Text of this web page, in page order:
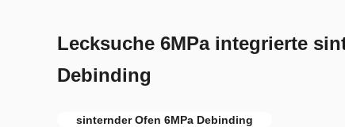
Lecksuche 6MPa integrierte
Debinding
sinternder Ofen 6MPa Debinding